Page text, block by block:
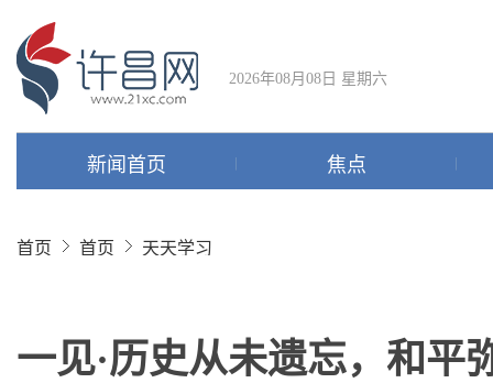
2026年08月08日 星期六
新闻首页 焦点
首页 首页 天天学习
一见·历史从未遗忘，和平